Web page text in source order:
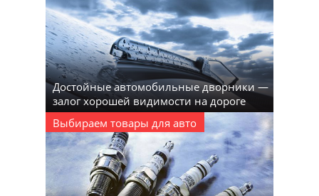
Достойные автомобильные дворники —
залог хорошей видимости на дороге
Выбираем товары для авто